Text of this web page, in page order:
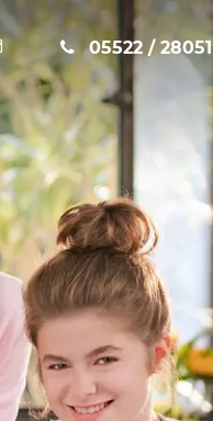
Nachricht schreiben
05522 / 28051